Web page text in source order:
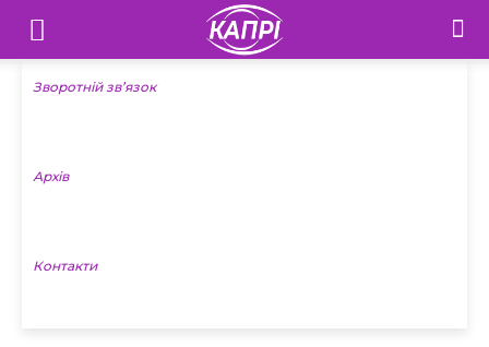
Телебачення
«Капрі»
Новини
Зворотній зв’язок
Архів
Контакти